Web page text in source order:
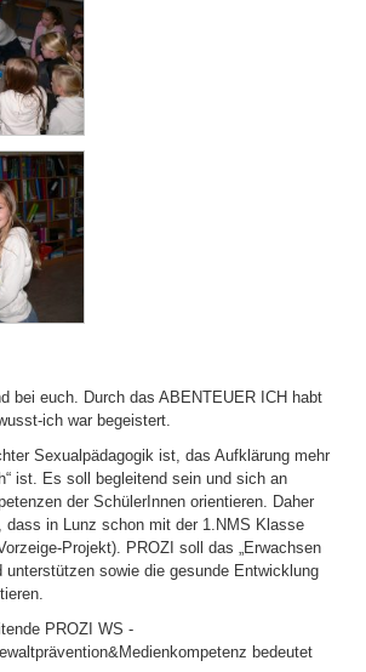
bei euch. Durch das ABENTEUER ICH habt
ich war begeistert.
Sexualpädagogik ist, das Aufklärung mehr
ist. Es soll begleitend sein und sich an
der SchülerInnen orientieren. Daher
dass in Lunz schon mit der 1.NMS Klasse
Projekt). PROZI soll das „Erwachsen
unterstützen sowie die gesunde Entwicklung
PROZI WS -
bedeutet